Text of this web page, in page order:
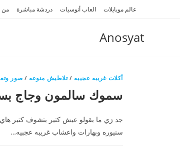
عالم موبايلات العاب أنوسيات دردشة مباشرة من
Anosyat
أكلات غريبه عجيبه /تلاطيش منوعه / صور
سموك سالمون وجاج
جد زي ما بقولو عيش كتير بتشوف كتير
سنيوره وبهارات واعشاب غريبه عجبيه…